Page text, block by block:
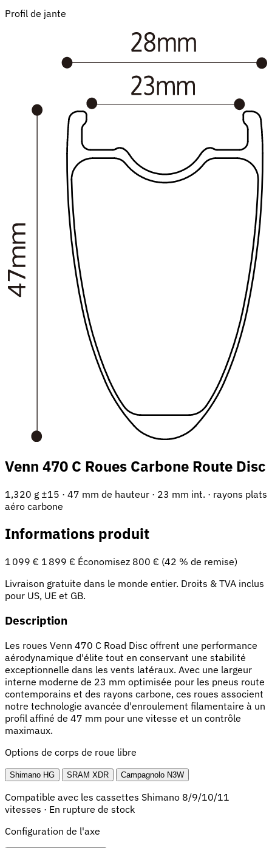
Profil de jante
Venn 470 C Roues Carbone Route Disc
1,320 g ±15 · 47 mm de hauteur · 23 mm int. · rayons plats
aéro carbone
Informations produit
1 099 € 1 899 € Économisez 800 € (42 % de remise)
Livraison gratuite dans le monde entier. Droits & TVA inclus
pour US, UE et GB.
Description
Les roues Venn 470 C Road Disc offrent une performance
aérodynamique d'élite tout en conservant une stabilité
exceptionnelle dans les vents latéraux. Avec une largeur
interne moderne de 23 mm optimisée pour les pneus route
contemporains et des rayons carbone, ces roues associent
notre technologie avancée d'enroulement filamentaire à un
profil affiné de 47 mm pour une vitesse et un contrôle
maximaux.
Options de corps de roue libre
Shimano HG SRAM XDR Campagnolo N3W
Compatible avec les cassettes Shimano 8/9/10/11
vitesses · En rupture de stock
Configuration de l'axe